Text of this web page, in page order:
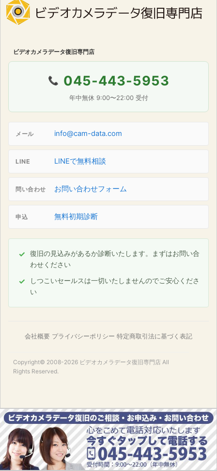
ビデオカメラデータ復旧専門店
📞 045-443-5953
年中無休 9:00〜22:00 受付
メール info@cam-data.com
LINE LINEで無料相談
問い合わせ お問い合わせフォーム
申込 無料初期診断
復旧の見込みがあるか診断いたします。まずはお問い合
わせください
しつこいセールスは一切いたしませんのでご安心くださ
い
会社概要 プライバシーポリシー 特定商取引法に基づく表記
Copyright© 2008-2026 ビデオカメラデータ復旧専門店 All
Rights Reserved.